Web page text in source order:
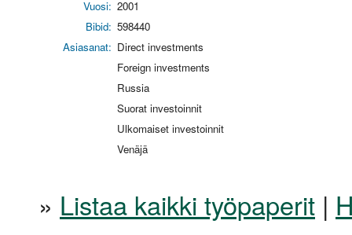
Vuosi: 2001
Bibid: 598440
Asiasanat: Direct investments
Foreign investments
Russia
Suorat investoinnit
Ulkomaiset investoinnit
Venäjä
» Listaa kaikki työpaperit |